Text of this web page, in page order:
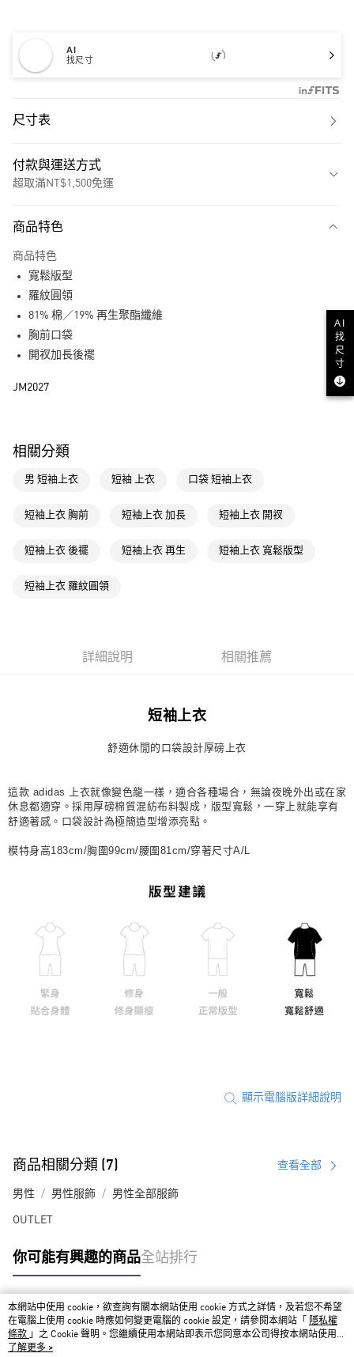
AI
找尺寸
尺寸表
付款與運送方式
超取滿NT$1,500免運
LINE Pay
全家取貨付款
付款後全家取貨
每筆NT$80，滿NT$1,500(含以上)免運費
付款後萊爾富取貨
7-11取貨付款
每筆NT$80，滿NT$1,500(含以上)免運費
每筆NT$80，滿NT$1,500(含以上)免運費
商品特色
商品特色
寬鬆版型
羅紋圓領
81% 棉／19% 再生聚酯纖維
胸前口袋
開衩加長後襬
JM2027
相關分類
男 短袖上衣 短袖 上衣 口袋 短袖上衣
短袖上衣 胸前 短袖上衣 加長 短袖上衣 開衩
短袖上衣 後襬 短袖上衣 再生 短袖上衣 寬鬆版型
短袖上衣 羅紋圓領
詳細說明 相關推薦
短袖上衣
舒適休閒的口袋設計厚磅上衣
這款 adidas 上衣就像變色龍一樣，適合各種場合，無論夜晚外出或在家
休息都適穿。採用厚磅棉質混紡布料製成，版型寬鬆，一穿上就能享有
舒適著感。口袋設計為極簡造型增添亮點。
模特身高183cm/胸圍99cm/腰圍81cm/穿著尺寸A/L
顯示電腦版詳細說明
商品相關分類 (7) 查看全部
男性 男性服飾 男性全部服飾
OUTLET
你可能有興趣的商品全站排行
熱門標籤
本網站中使用 cookie，欲查詢有關本網站使用 cookie 方式之詳情，及若您不希望
在電腦上使用 cookie 時應如何變更電腦的 cookie 設定，請參閱本網站「
隱私權
條款 」之 Cookie 聲明。您繼續使用本網站即表示您同意本公司得按本網站使用條
款之 Cookie 聲明使用 cookie。
了解更多 >
AI
找
尺
寸